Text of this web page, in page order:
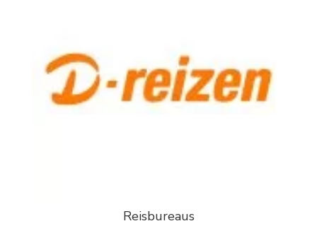
Reisbureaus